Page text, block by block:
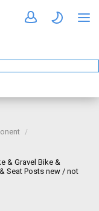
& Gravel Bike &
Seat Posts new / not